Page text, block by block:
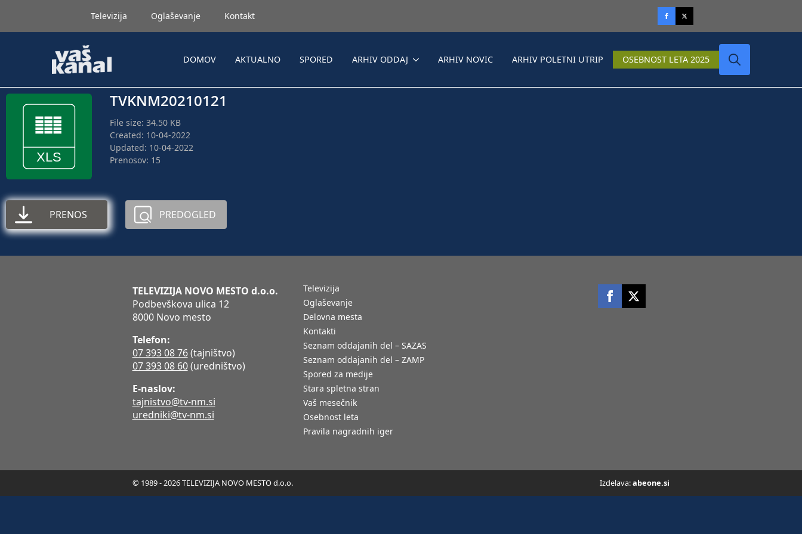
Televizija Oglaševanje Kontakt
DOMOV AKTUALNO SPORED ARHIV ODDAJ ARHIV NOVIC ARHIV POLETNI UTRIP OSEBNOST LETA 2025
TVKNM20210121
File size: 34.50 KB
Created: 10-04-2022
Updated: 10-04-2022
Prenosov: 15
PRENOS PREDOGLED
TELEVIZIJA NOVO MESTO d.o.o.
Podbevškova ulica 12
8000 Novo mesto
Telefon:
07 393 08 76(tajništvo)
07 393 08 60(uredništvo)
E-naslov:
tajnistvo@tv-nm.si
uredniki@tv-nm.si
Televizija
Oglaševanje
Delovna mesta
Kontakti
Seznam oddajanih del – SAZAS
Seznam oddajanih del – ZAMP
Spored za medije
Stara spletna stran
Vaš mesečnik
Osebnost leta
Pravila nagradnih iger
© 1989 - 2026 TELEVIZIJA NOVO MESTO d.o.o. Izdelava:abeone.si